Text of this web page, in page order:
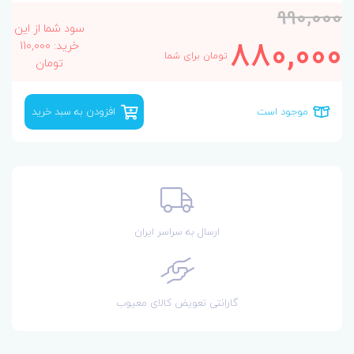
990,000
880,000تومان برای شما
سود شما از این
خرید: 110,000
تومان
موجود است افزودن به سبد خرید
ارسال به سراسر ایران
گارانتی تعویض کالای معیوب